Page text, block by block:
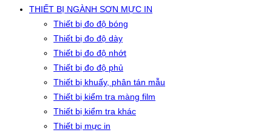
THIẾT BỊ NGÀNH SƠN MỰC IN
Thiết bị đo độ bóng
Thiết bị đo độ dày
Thiết bị đo độ nhớt
Thiết bị đo độ phủ
Thiết bị khuấy, phân tán mẫu
Thiết bị kiểm tra màng film
Thiết bị kiểm tra khác
Thiết bị mực in